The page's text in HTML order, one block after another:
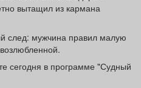
вытащил из кармана
след: мужчина правил малую
сегодня в программе "Судный